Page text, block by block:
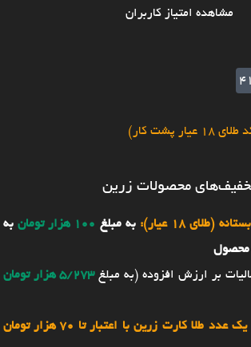
مشاهده امتیاز کاربران
محصولات زرین
(طلای 18 عیار): به مبلغ 100 هزار تومان
به
محصول
5/273 هزار تومان
یک عدد طلا کارت زرین با اعتبار تا 70 هزار تومان